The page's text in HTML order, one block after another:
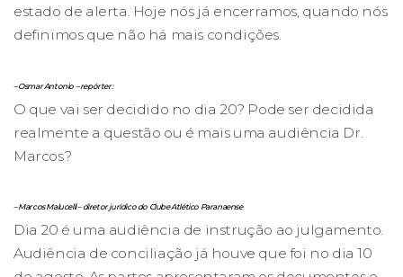
estado de alerta. Hoje nós já encerramos, quando nós
definimos que não há mais condições.
– Osmar Antonio – repórter:
O que vai ser decidido no dia 20? Pode ser decidida
realmente a questão ou é mais uma audiência Dr.
Marcos?
– Marcos Malucelli – diretor jurídico do Clube Atlético Paranaense
Dia 20 é uma audiência de instrução ao julgamento.
Audiência de conciliação já houve que foi no dia 10